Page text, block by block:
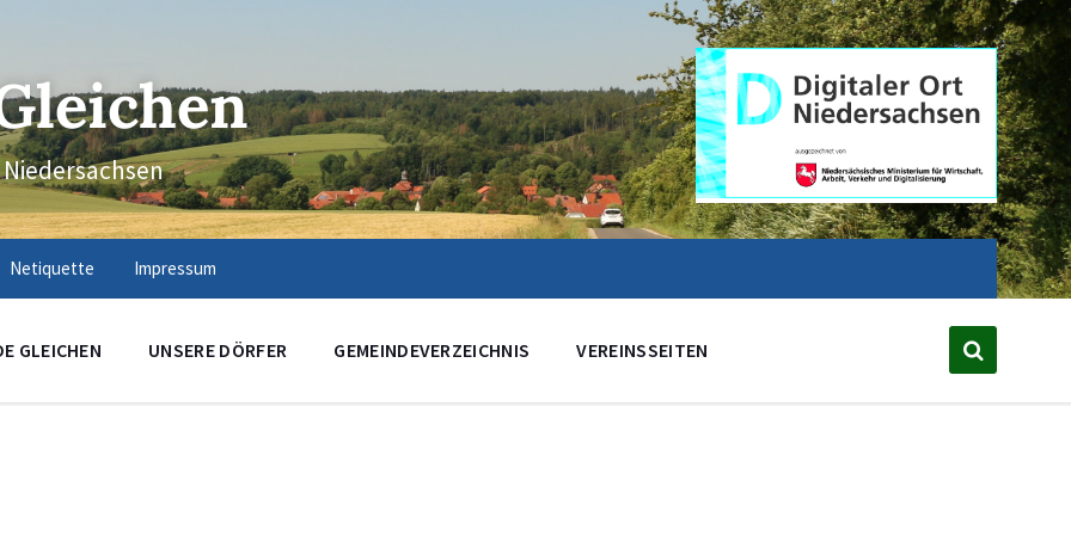
Netiquette Impressum
GLEICHEN UNSERE DÖRFER GEMEINDEVERZEICHNIS VEREINSSEITEN